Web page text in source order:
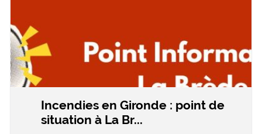
Incendies en Gironde : point de
situation à La Br...